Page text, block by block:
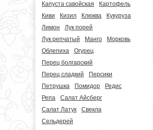
Капуста савойская
Картофель
Киви
Кизил Клюква
Кукуруза
Лимон
Лук порей
Лук репчатый
Манго
Морковь
Облепиха
Огурец
Перец болгарский
Перец сладкий
Персики
Петрушка
Помидор
Редис
Репа
Салат Айсберг
Салат Латук
Свекла
Сельдерей